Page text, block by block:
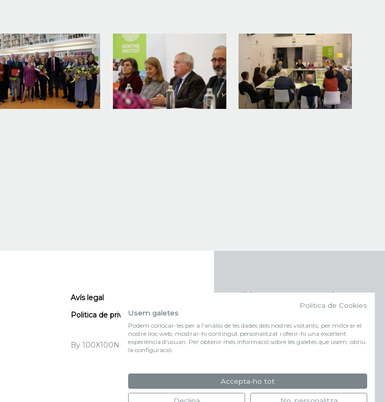
Avís legal
Politica de privacitat
By 100X100NET
FORMULARI
Politica de Cookies
Usem galetes
Podem col·locar-les per a l'anàlisi de les dades dels nostres visitants, per millorar el
nostre lloc web, mostrar-hi contingut personalitzat i oferir-hi una excel·lent
experiència d'usuari. Per obtenir més informació sobre les galetes que usem, obriu
la configuració.
Accepta-ho tot